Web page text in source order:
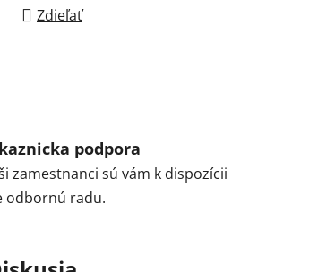
Zdieľať
podpora
zamestnanci sú vám k dispozícii
odbornú radu.